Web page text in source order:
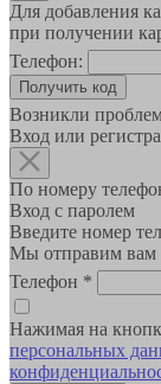
Для добавления
при получении
Телефон:
Возникли
Вход или
По номеру
Вход с паролем
Введите номер
Мы отправим вам
Телефон *
Нажимая на
персональных